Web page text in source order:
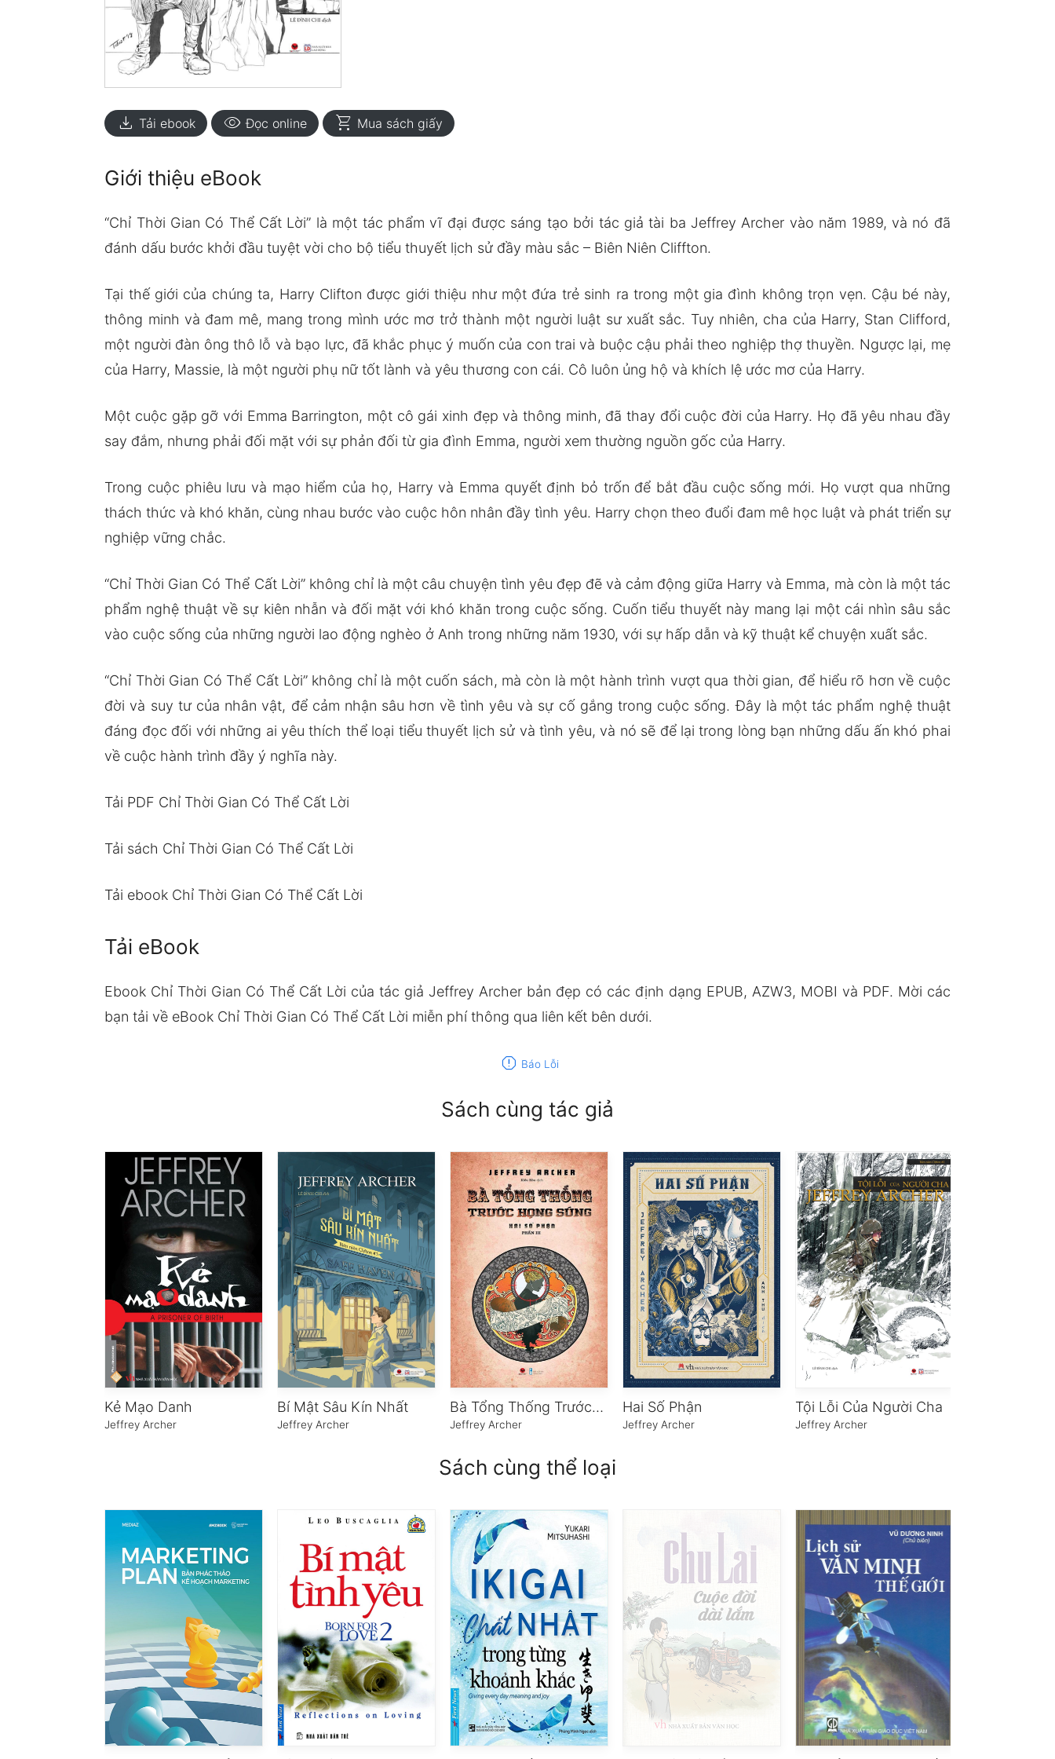
download Tải ebook visibility Đọc online shopping_cart Mua sách giấy
Giới thiệu eBook
“Chỉ Thời Gian Có Thể Cất Lời” là một tác phẩm vĩ đại được sáng tạo bởi tác giả tài ba Jeffrey Archer vào năm 1989, và nó đã
đánh dấu bước khởi đầu tuyệt vời cho bộ tiểu thuyết lịch sử đầy màu sắc – Biên Niên Cliffton.
Tại thế giới của chúng ta, Harry Clifton được giới thiệu như một đứa trẻ sinh ra trong một gia đình không trọn vẹn. Cậu bé này,
thông minh và đam mê, mang trong mình ước mơ trở thành một người luật sư xuất sắc. Tuy nhiên, cha của Harry, Stan Clifford,
một người đàn ông thô lỗ và bạo lực, đã khắc phục ý muốn của con trai và buộc cậu phải theo nghiệp thợ thuyền. Ngược lại, mẹ
của Harry, Massie, là một người phụ nữ tốt lành và yêu thương con cái. Cô luôn ủng hộ và khích lệ ước mơ của Harry.
Một cuộc gặp gỡ với Emma Barrington, một cô gái xinh đẹp và thông minh, đã thay đổi cuộc đời của Harry. Họ đã yêu nhau đầy
say đắm, nhưng phải đối mặt với sự phản đối từ gia đình Emma, người xem thường nguồn gốc của Harry.
Trong cuộc phiêu lưu và mạo hiểm của họ, Harry và Emma quyết định bỏ trốn để bắt đầu cuộc sống mới. Họ vượt qua những
thách thức và khó khăn, cùng nhau bước vào cuộc hôn nhân đầy tình yêu. Harry chọn theo đuổi đam mê học luật và phát triển sự
nghiệp vững chắc.
“Chỉ Thời Gian Có Thể Cất Lời” không chỉ là một câu chuyện tình yêu đẹp đẽ và cảm động giữa Harry và Emma, mà còn là một tác
phẩm nghệ thuật về sự kiên nhẫn và đối mặt với khó khăn trong cuộc sống. Cuốn tiểu thuyết này mang lại một cái nhìn sâu sắc
vào cuộc sống của những người lao động nghèo ở Anh trong những năm 1930, với sự hấp dẫn và kỹ thuật kể chuyện xuất sắc.
“Chỉ Thời Gian Có Thể Cất Lời” không chỉ là một cuốn sách, mà còn là một hành trình vượt qua thời gian, để hiểu rõ hơn về cuộc
đời và suy tư của nhân vật, để cảm nhận sâu hơn về tình yêu và sự cố gắng trong cuộc sống. Đây là một tác phẩm nghệ thuật
đáng đọc đối với những ai yêu thích thể loại tiểu thuyết lịch sử và tình yêu, và nó sẽ để lại trong lòng bạn những dấu ấn khó phai
về cuộc hành trình đầy ý nghĩa này.
Tải PDF Chỉ Thời Gian Có Thể Cất Lời
Tải sách Chỉ Thời Gian Có Thể Cất Lời
Tải ebook Chỉ Thời Gian Có Thể Cất Lời
Tải eBook
Ebook Chỉ Thời Gian Có Thể Cất Lời của tác giả Jeffrey Archer bản đẹp có các định dạng EPUB, AZW3, MOBI và PDF. Mời các
bạn tải về eBook Chỉ Thời Gian Có Thể Cất Lời miễn phí thông qua liên kết bên dưới.
report Báo Lỗi
Sách cùng tác giả
Kẻ Mạo Danh
Jeffrey Archer
Bí Mật Sâu Kín Nhất
Jeffrey Archer
Bà Tổng Thống Trước Họng Súng
Jeffrey Archer
Hai Số Phận
Jeffrey Archer
Tội Lỗi Của Người Cha
Jeffrey Archer
Sách cùng thể loại